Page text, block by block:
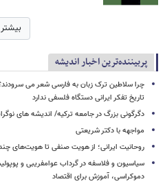
بیشتر
پربيننده‌ترين اخبار اندیشه
چرا سلاطین ترک زبان به فارسی شعر می
تاریخ تفکر ایرانی دستگاه فلسفی ندارد
دگرگونی بزرگ در جامعه ترکیه/ اندیشه های
مواجهه با دکتر شریعتی
روحانیت ایرانی؛ از هویت صنفی تا هویت‌های
سیاسیون و فلاسفه در گرداب عوامفریبی و
دموکراسی، آموزش برای اقتصاد